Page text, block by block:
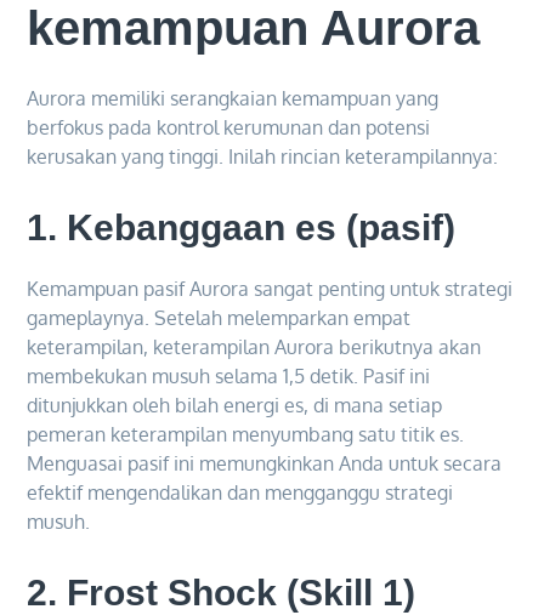
kemampuan Aurora
Aurora memiliki serangkaian kemampuan yang
berfokus pada kontrol kerumunan dan potensi
kerusakan yang tinggi. Inilah rincian keterampilannya:
1. Kebanggaan es (pasif)
Kemampuan pasif Aurora sangat penting untuk strategi
gameplaynya. Setelah melemparkan empat
keterampilan, keterampilan Aurora berikutnya akan
membekukan musuh selama 1,5 detik. Pasif ini
ditunjukkan oleh bilah energi es, di mana setiap
pemeran keterampilan menyumbang satu titik es.
Menguasai pasif ini memungkinkan Anda untuk secara
efektif mengendalikan dan mengganggu strategi
musuh.
2. Frost Shock (Skill 1)